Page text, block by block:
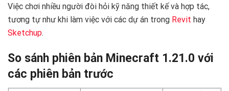
Việc chơi nhiều người đòi hỏi kỹ năng thiết kế và hợp tác,
tương tự như khi làm việc với các dự án trong Revit hay
Sketchup.
So sánh phiên bản Minecraft 1.21.0 với
các phiên bản trước